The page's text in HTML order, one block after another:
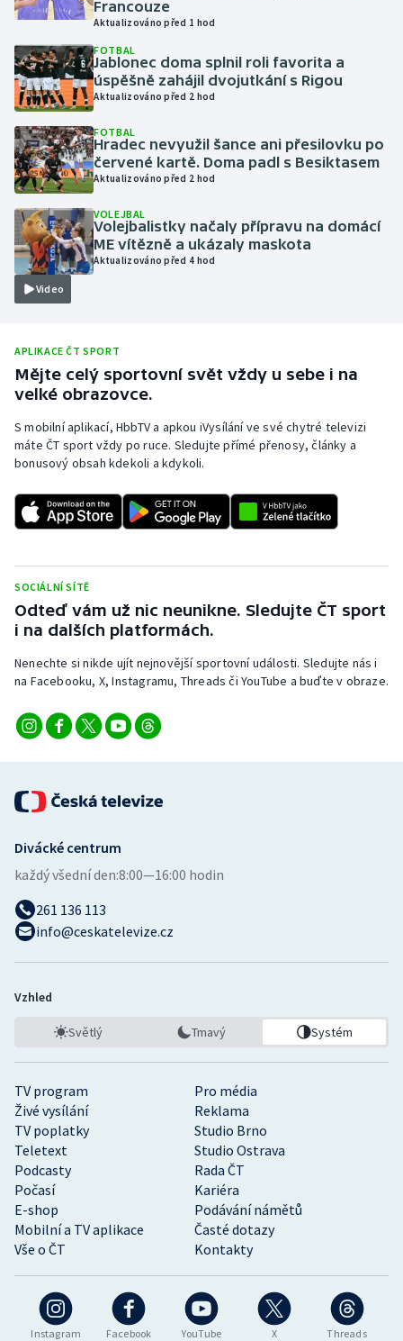
Lyže a snowboard
Moderní pětiboj
Motorsport
Olympijské hry
Plavání
Plážový volejbal
Rychlobruslení
Rychlostní kanoistika
Short track
Sportovní střelba
Triatlon
Veslování
Vodní slalom
Volejbal
Ostatní
Francouze
Aktualizováno před 1 hod
FOTBAL
Jablonec doma splnil roli favorita a
úspěšně zahájil dvojutkání s Rigou
Aktualizováno před 2 hod
FOTBAL
Hradec nevyužil šance ani přesilovku po
červené kartě. Doma padl s Besiktasem
Aktualizováno před 2 hod
Video
VOLEJBAL
Volejbalistky načaly přípravu na domácí
ME vítězně a ukázaly maskota
Aktualizováno před 4 hod
APLIKACE ČT SPORT
Mějte celý sportovní svět vždy u sebe i na
velké obrazovce.
S mobilní aplikací, HbbTV a apkou iVysílání ve své chytré televizi
máte ČT sport vždy po ruce. Sledujte přímé přenosy, články a
bonusový obsah kdekoli a kdykoli.
SOCIÁLNÍ SÍTĚ
Odteď vám už nic neunikne. Sledujte ČT sport
i na dalších platformách.
Nenechte si nikde ujít nejnovější sportovní události. Sledujte nás i
na Facebooku, X, Instagramu, Threads či YouTube a buďte v obraze.
Instagram Facebook YouTube X Threads
TV program
Pro média
Živé vysílání
Reklama
TV poplatky
Studio Brno
Teletext
Studio Ostrava
Podcasty
Rada ČT
Počasí
Kariéra
E-shop
Podávání námětů
Mobilní a TV aplikace
Časté dotazy
Vše o ČT
Kontakty
Divácké centrum
každý všední den:8:00—16:00 hodin
261 136 113
info@ceskatelevize.cz
Vzhled
Světlý Tmavý Systém